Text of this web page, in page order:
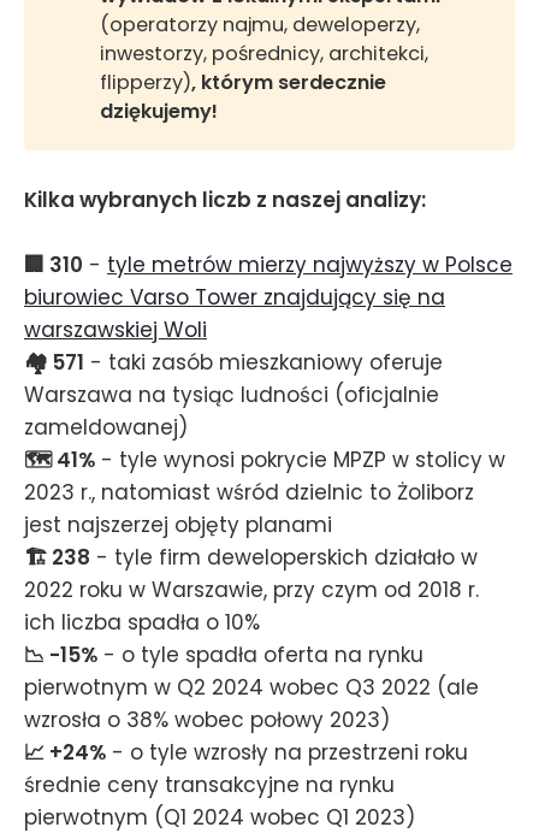
(operatorzy najmu, deweloperzy,
inwestorzy, pośrednicy, architekci,
flipperzy), którym serdecznie
dziękujemy!
Kilka wybranych liczb z naszej analizy:
🏢 310 - tyle metrów mierzy najwyższy w Polsce
biurowiec Varso Tower znajdujący się na
warszawskiej Woli
🏘️ 571 - taki zasób mieszkaniowy oferuje
Warszawa na tysiąc ludności (oficjalnie
zameldowanej)
🗺️ 41% - tyle wynosi pokrycie MPZP w stolicy w
2023 r., natomiast wśród dzielnic to Żoliborz
jest najszerzej objęty planami
🏗️ 238 - tyle firm deweloperskich działało w
2022 roku w Warszawie, przy czym od 2018 r.
ich liczba spadła o 10%
📉 -15% - o tyle spadła oferta na rynku
pierwotnym w Q2 2024 wobec Q3 2022 (ale
wzrosła o 38% wobec połowy 2023)
📈 +24% - o tyle wzrosły na przestrzeni roku
średnie ceny transakcyjne na rynku
pierwotnym (Q1 2024 wobec Q1 2023)